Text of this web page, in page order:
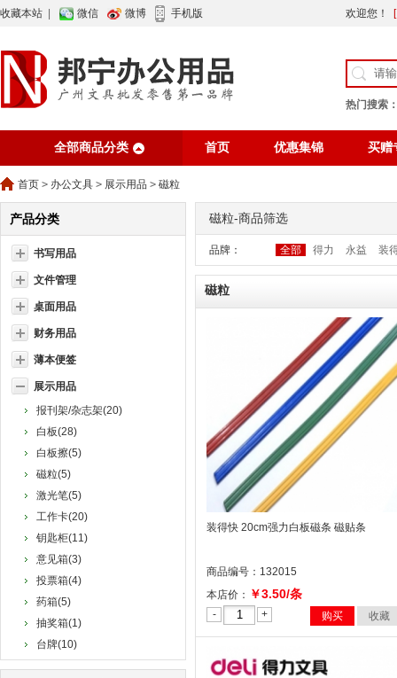
收藏本站 微信 微博 手机版 欢迎您！
热门搜索
全部商品分类 首页 优惠集锦 买赠
首页 > 办公文具 > 展示用品 > 磁粒
产品分类
书写用品
文件管理
桌面用品
财务用品
薄本便签
展示用品
报刊架/杂志架(20)
白板(28)
白板擦(5)
磁粒(5)
激光笔(5)
工作卡(20)
钥匙柜(11)
意见箱(3)
投票箱(4)
药箱(5)
抽奖箱(1)
台牌(10)
磁粒-商品筛选
品牌： 全部 得力 永益 装
磁粒
装得快 20cm强力白板磁条 磁贴条
商品编号：132015
本店价： ￥3.50/条
- + 购买 收藏